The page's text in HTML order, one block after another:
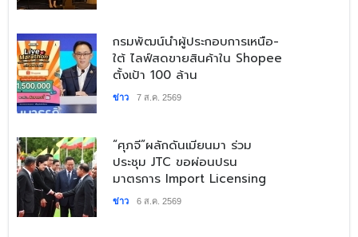
​กรมพัฒน์นำผู้ประกอบการเหนือ-
ใต้ ไลฟ์สดขายสินค้าใน Shopee
ตั้งเป้า 100 ล้าน
ข่าว 7 ส.ค. 2569
“ศุภจี”ผลักดันเมียนมา ร่วม
ประชุม JTC ขอผ่อนปรน
มาตรการ Import Licensing
ข่าว 6 ส.ค. 2569